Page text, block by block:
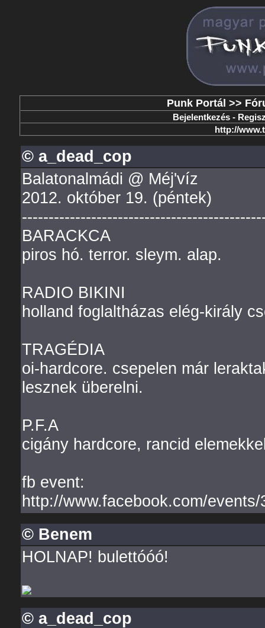
Punk Portál >>
Bejelentkezés -
http://
© a_dead_cop
Balatonalmádi @ Méj'víz
2012. október 19. (péntek)
BARACKCA
piros hó. terror. sleym. alap.
RADIO BIKINI
holland foglaltházas elég-király
TRAGÉDIA
oi-hardcore. csepelen már
lesznek überelni.
P.F.A
cigány hardcore, rancid
fb event:
http://www.facebook.com/
© Benem
HOLNAP! bulettóóó!
© a_dead_cop